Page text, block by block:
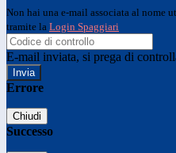
Non hai una e-mail associata al nome
tramite la Login Spaggiari
E-mail inviata, si prega di
Errore
Chiudi
Successo